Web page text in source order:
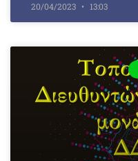
20/04/2023 13:03